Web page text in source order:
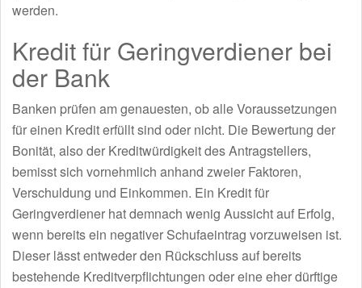
werden.
Kredit für Geringverdiener bei
der Bank
Banken prüfen am genauesten, ob alle Voraussetzungen
für einen Kredit erfüllt sind oder nicht. Die Bewertung der
Bonität, also der Kreditwürdigkeit des Antragstellers,
bemisst sich vornehmlich anhand zweier Faktoren,
Verschuldung und Einkommen. Ein Kredit für
Geringverdiener hat demnach wenig Aussicht auf Erfolg,
wenn bereits ein negativer Schufaeintrag vorzuweisen ist.
Dieser lässt entweder den Rückschluss auf bereits
bestehende Kreditverpflichtungen oder eine eher dürftige